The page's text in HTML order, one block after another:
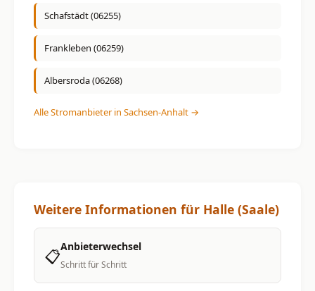
Schafstädt (06255)
Frankleben (06259)
Albersroda (06268)
Alle Stromanbieter in Sachsen-Anhalt →
Weitere Informationen für Halle (Saale)
📋Anbieterwechsel
Schritt für Schritt